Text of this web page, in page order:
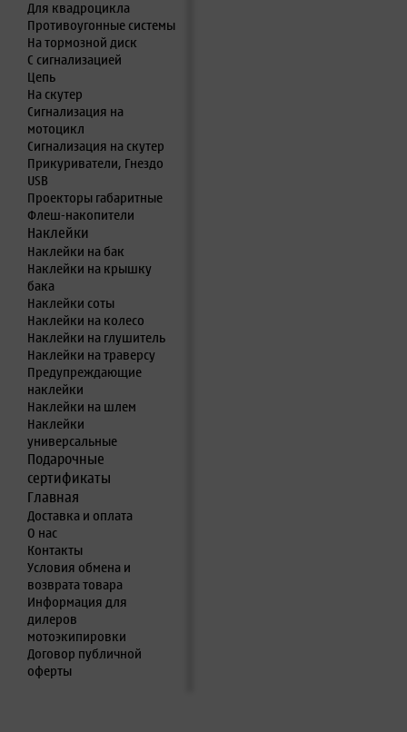
Для квадроцикла
Противоугонные системы
На тормозной диск
С сигнализацией
Цепь
На скутер
Сигнализация на
мотоцикл
Сигнализация на скутер
Прикуриватели, Гнездо
USB
Проекторы габаритные
Флеш-накопители
Наклейки
Наклейки на бак
Наклейки на крышку
бака
Наклейки соты
Наклейки на колесо
Наклейки на глушитель
Наклейки на траверсу
Предупреждающие
наклейки
Наклейки на шлем
Наклейки
универсальные
Подарочные
сертификаты
Главная
Доставка и оплата
О нас
Контакты
Условия обмена и
возврата товара
Информация для
дилеров
мотоэкипировки
Договор публичной
оферты